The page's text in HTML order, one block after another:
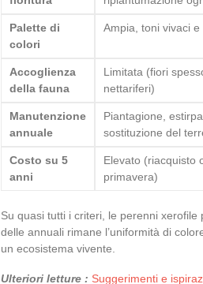
Palette di
colori
Ampia, toni vivaci
Accoglienza
della fauna
Limitata (fiori
nettariferi)
Manutenzione
annuale
Piantagione,
sostituzione del
Costo su 5
anni
Elevato (riacquisto
primavera)
Su quasi tutti i criteri, le perenni
delle annuali rimane l’uniformità di
un ecosistema vivente.
Ulteriori letture : Suggerimenti e